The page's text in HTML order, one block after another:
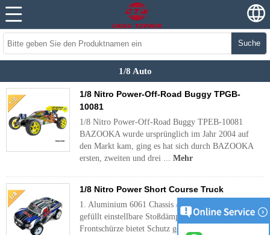
Suche
1/8 Auto
1/8 Nitro Power-Off-Road Buggy TPGB-
10081
1/8 Nitro Power-Off-Road Buggy TPEB-10081
BAZOOKA wurde ursprünglich im Jahr 2004 auf
den Markt kam, ging es hat sich durch BAZOOKA
ersten, zweiten und drei ... Mehr
1/8 Nitro Power Short Course Truck
1. Aluminium 6061 Chassis / Shock Tower 2.Oil
gefüllt einstellbare Stoßdämpfer 3.Compact
Frontschürze bietet Schutz gegen plötzliche Stöße